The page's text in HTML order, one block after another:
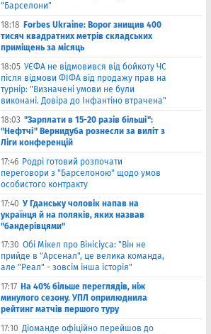
"Барселони"
18:18 Forbes Ukraine: Ворог знищив 400
тисяч квадратних метрів складських
приміщень за місяць
18:05 УЄФА не відмовився від бойкоту ЧС
після відмови ФІФА від продажу прав на
турнір: "Визначені умови не були
виконані. Довіра до Інфантіно втрачена"
18:03 "Зарплати в 15-20 разів більші":
"Нефтчі" Вернидуба рознесли за виліт з
Ліги конференцій
17:46 Родрі готовий розпочати
переговори з "Барселоною" щодо умов
особистого контракту
17:40 У Гданську чоловік напав на
українця й на поляків, яких назвав
"бандерівцями"
17:30 Обі Мікел про Вінісіуса: "Він не
прийде в "Арсенал", це велика команда,
але "Реал" - зовсім інша історія"
17:17 На 40% більше переглядів, ніж
минулого сезону. УПЛ оприлюднила
рейтинг матчів першого туру
17:10 Діоманде офіційно перейшов до